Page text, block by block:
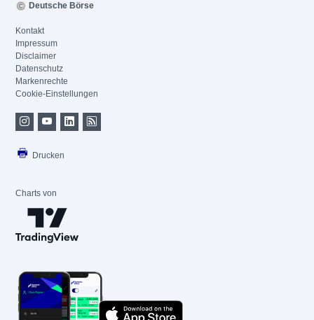
Deutsche Börse
Kontakt
Impressum
Disclaimer
Datenschutz
Markenrechte
Cookie-Einstellungen
Drucken
Charts von